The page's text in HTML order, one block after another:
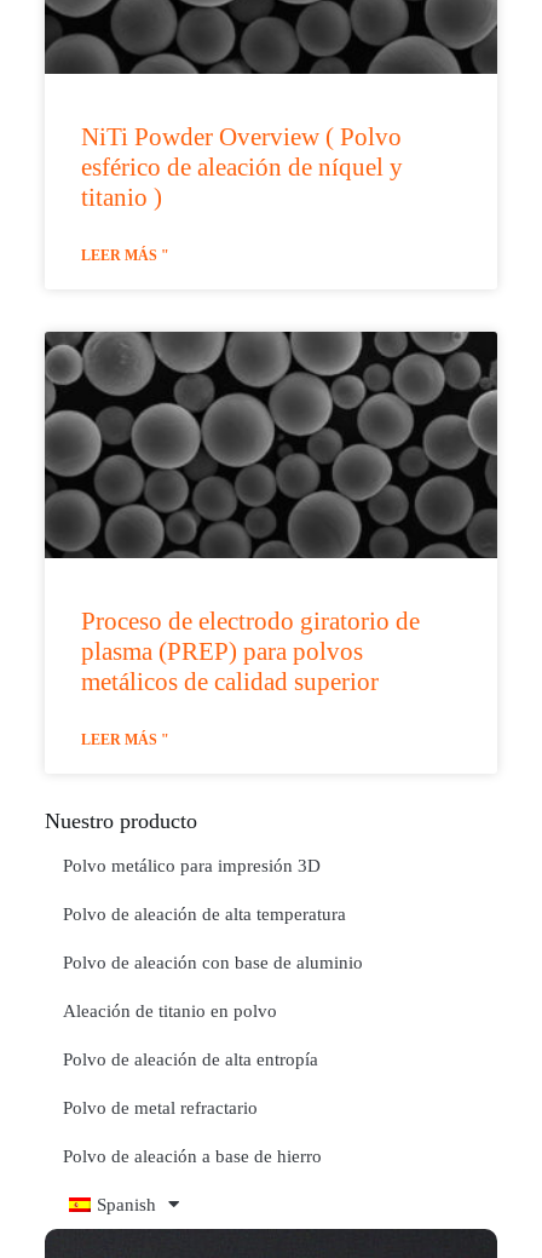
NiTi Powder Overview ( Polvo
esférico de aleación de níquel y
titanio )
LEER MÁS "
Proceso de electrodo giratorio de
plasma (PREP) para polvos
metálicos de calidad superior
LEER MÁS "
Nuestro producto
Polvo metálico para impresión 3D
Polvo de aleación de alta temperatura
Polvo de aleación con base de aluminio
Aleación de titanio en polvo
Polvo de aleación de alta entropía
Polvo de metal refractario
Polvo de aleación a base de hierro
Spanish